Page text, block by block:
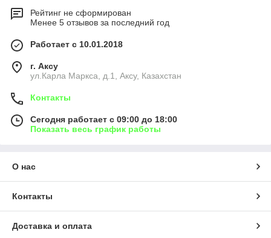
Рейтинг не сформирован
Менее 5 отзывов за последний год
Работает с 10.01.2018
г. Аксу
ул.Карла Маркса, д.1, Аксу, Казахстан
Контакты
Сегодня работает с 09:00 до 18:00
Показать весь график работы
О нас
Контакты
Доставка и оплата